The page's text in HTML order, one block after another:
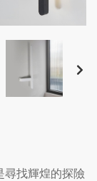
尋找輝煌的探險